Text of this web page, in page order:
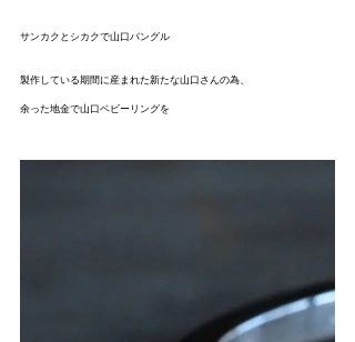
サンカクとシカクで山口バングル
製作している期間に産まれた新たな山口さんの為、
余った地金で山口ベビーリングを